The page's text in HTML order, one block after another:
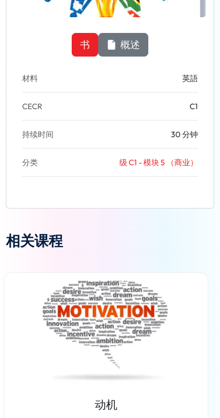
书 概述
材料 英語
CECR C1
持续时间 30 分钟
分类 级 C1 - 模块 5 （商业）
相关课程
动机